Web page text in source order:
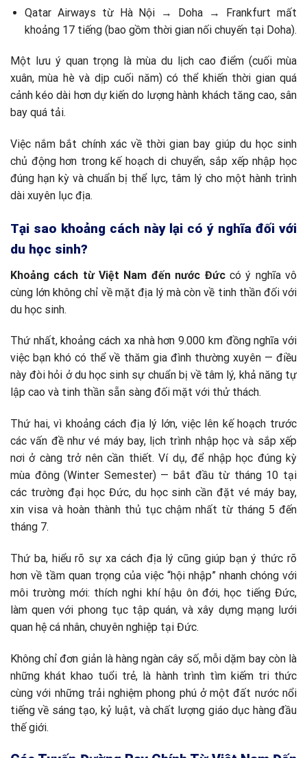
Qatar Airways từ Hà Nội → Doha → Frankfurt mất
khoảng 17 tiếng (bao gồm thời gian nối chuyến tại Doha).
Một lưu ý quan trọng là mùa du lịch cao điểm (cuối mùa
xuân, mùa hè và dịp cuối năm) có thể khiến thời gian quá
cảnh kéo dài hơn dự kiến do lượng hành khách tăng cao, sân
bay quá tải.
Việc nắm bắt chính xác về thời gian bay giúp du học sinh
chủ động hơn trong kế hoạch di chuyển, sắp xếp nhập học
đúng hạn kỳ và chuẩn bị thể lực, tâm lý cho một hành trình
dài xuyên lục địa.
Tại sao khoảng cách này lại có ý nghĩa đối với
du học sinh?
Khoảng cách từ Việt Nam đến nước Đứccó ý nghĩa vô
cùng lớn không chỉ về mặt địa lý mà còn về tinh thần đối với
du học sinh.
Thứ nhất, khoảng cách xa nhà hơn 9.000 km đồng nghĩa với
việc bạn khó có thể về thăm gia đình thường xuyên — điều
này đòi hỏi ở du học sinh sự chuẩn bị về tâm lý, khả năng tự
lập cao và tinh thần sẵn sàng đối mặt với thử thách.
Thứ hai, vì khoảng cách địa lý lớn, việc lên kế hoạch trước
các vấn đề như vé máy bay, lịch trình nhập học và sắp xếp
nơi ở càng trở nên cần thiết. Ví dụ, để nhập học đúng kỳ
mùa đông (Winter Semester) — bắt đầu từ tháng 10 tại
các trường đại học Đức, du học sinh cần đặt vé máy bay,
xin visa và hoàn thành thủ tục chậm nhất từ tháng 5 đến
tháng 7.
Thứ ba, hiểu rõ sự xa cách địa lý cũng giúp bạn ý thức rõ
hơn về tầm quan trọng của việc “hội nhập” nhanh chóng với
môi trường mới: thích nghi khí hậu ôn đới, học tiếng Đức,
làm quen với phong tục tập quán, và xây dựng mạng lưới
quan hệ cá nhân, chuyên nghiệp tại Đức.
Không chỉ đơn giản là hàng ngàn cây số, mỗi dặm bay còn là
những khát khao tuổi trẻ, là hành trình tìm kiếm tri thức
cùng với những trải nghiệm phong phú ở một đất nước nổi
tiếng về sáng tạo, kỷ luật, và chất lượng giáo dục hàng đầu
thế giới.